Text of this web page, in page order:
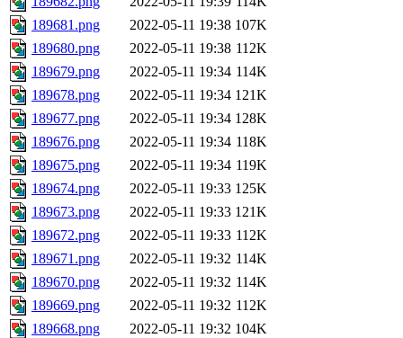
189681.png
2022-05-11 19:38 107K
189680.png
2022-05-11 19:38 112K
189679.png
2022-05-11 19:34 114K
189678.png
2022-05-11 19:34 121K
189677.png
2022-05-11 19:34 128K
189676.png
2022-05-11 19:34 118K
189675.png
2022-05-11 19:34 119K
189674.png
2022-05-11 19:33 125K
189673.png
2022-05-11 19:33 121K
189672.png
2022-05-11 19:33 112K
189671.png
2022-05-11 19:32 114K
189670.png
2022-05-11 19:32 114K
189669.png
2022-05-11 19:32 112K
189668.png
2022-05-11 19:32 104K